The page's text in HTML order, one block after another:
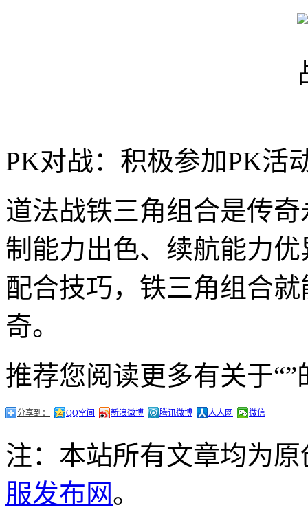
PK对战：积极参加PK活
道法战铁三角组合是传
制能力出色、续航能力
配合技巧，铁三角组合
奇。
推荐您阅读更多有关于“”
分享到： QQ空间 新浪微博 腾讯微博 人人网 微信
注：本站所有文章均为
服发布网。